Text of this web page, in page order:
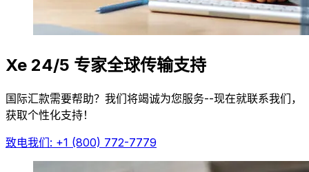
Xe 24/5 专家全球传输支持
国际汇款需要帮助？我们将竭诚为您服务--现在就联系我们，
获取个性化支持！
致电我们: +1 (800) 772-7779